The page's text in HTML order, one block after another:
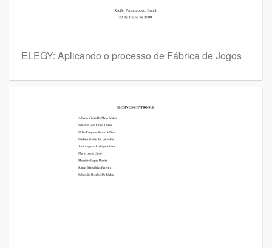
ELEGY: Aplicando o processo de Fábrica de Jogos